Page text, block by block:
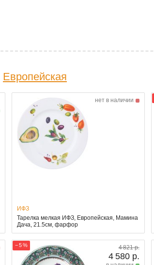
Европейская
нет в наличии
ИФЗ
Тарелка мелкая ИФЗ, Европейская, Мамина
Дача, 21.5см, фарфор
− 5 % 4 821 р.
4 580 р.